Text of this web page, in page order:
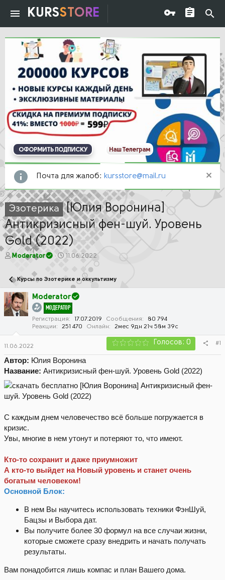
KURSSTORE
ОФОРМИТЬ ПОДПИСКУ Наш Телеграм
Почта для жалоб: kursstore@mail.ru
Эзотерика [Юлия Воронина]
Антикризисный фен-шуй. Уровень
Gold (2022)
А
о
р
т
е
Moderator
Д
а
а
ч
а
л
а
11.06.2022
Курсы по Эзотерике и оккультизму
Moderator
МОДЕРАТОР
Регистрация 17.07.2019 Сообщения
80 794
Реакции
251 470 Онлайн 2мес 9дн 21ч 58м 39с
11.06.2022 Голосов: 0 #1
Автор: Юлия Воронина
Название: Антикризисный фен-шуй. Уровень Gold (2022)
С каждым днем человечество всё больше погружается в
кризис.
Увы, многие в нем утонут и потеряют то, что имеют.
Кто-то сохранит и даже приумножит
А кто-то выйдет на Новый уровень и станет очень
богатым человеком!
Основной Блок:
В нем Вы научитесь использовать техники ФэнШуй,
Бацзы и Выбора дат.
Вы получите более 30 формул на все случаи жизни,
которые сможете сразу внедрить и начать получать
результаты.
Вам понадобится лишь компас и план Вашего дома.